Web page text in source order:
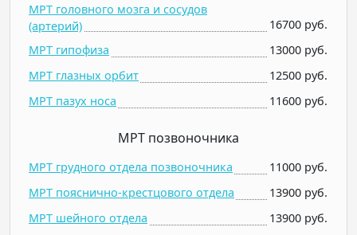
МРТ головного мозга и сосудов
(артерий)
16700 руб.
МРТ гипофиза
13000 руб.
МРТ глазных орбит
12500 руб.
МРТ пазух носа
11600 руб.
МРТ позвоночника
МРТ грудного отдела позвоночника
11000 руб.
МРТ пояснично-крестцового отдела
13900 руб.
МРТ шейного отдела
13900 руб.